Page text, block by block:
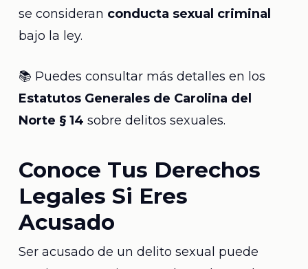
se consideran conducta sexual criminal
bajo la ley.
📚 Puedes consultar más detalles en los
Estatutos Generales de Carolina del
Norte § 14 sobre delitos sexuales.
Conoce Tus Derechos
Legales Si Eres
Acusado
Ser acusado de un delito sexual puede